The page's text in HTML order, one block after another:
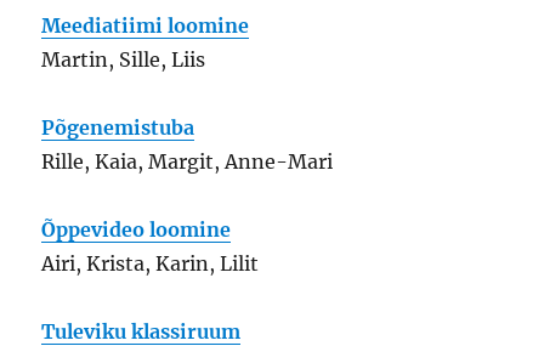
Meediatiimi loomine
Martin, Sille, Liis
Põgenemistuba
Rille, Kaia, Margit, Anne-Mari
Õppevideo loomine
Airi, Krista, Karin, Lilit
Tuleviku klassiruum